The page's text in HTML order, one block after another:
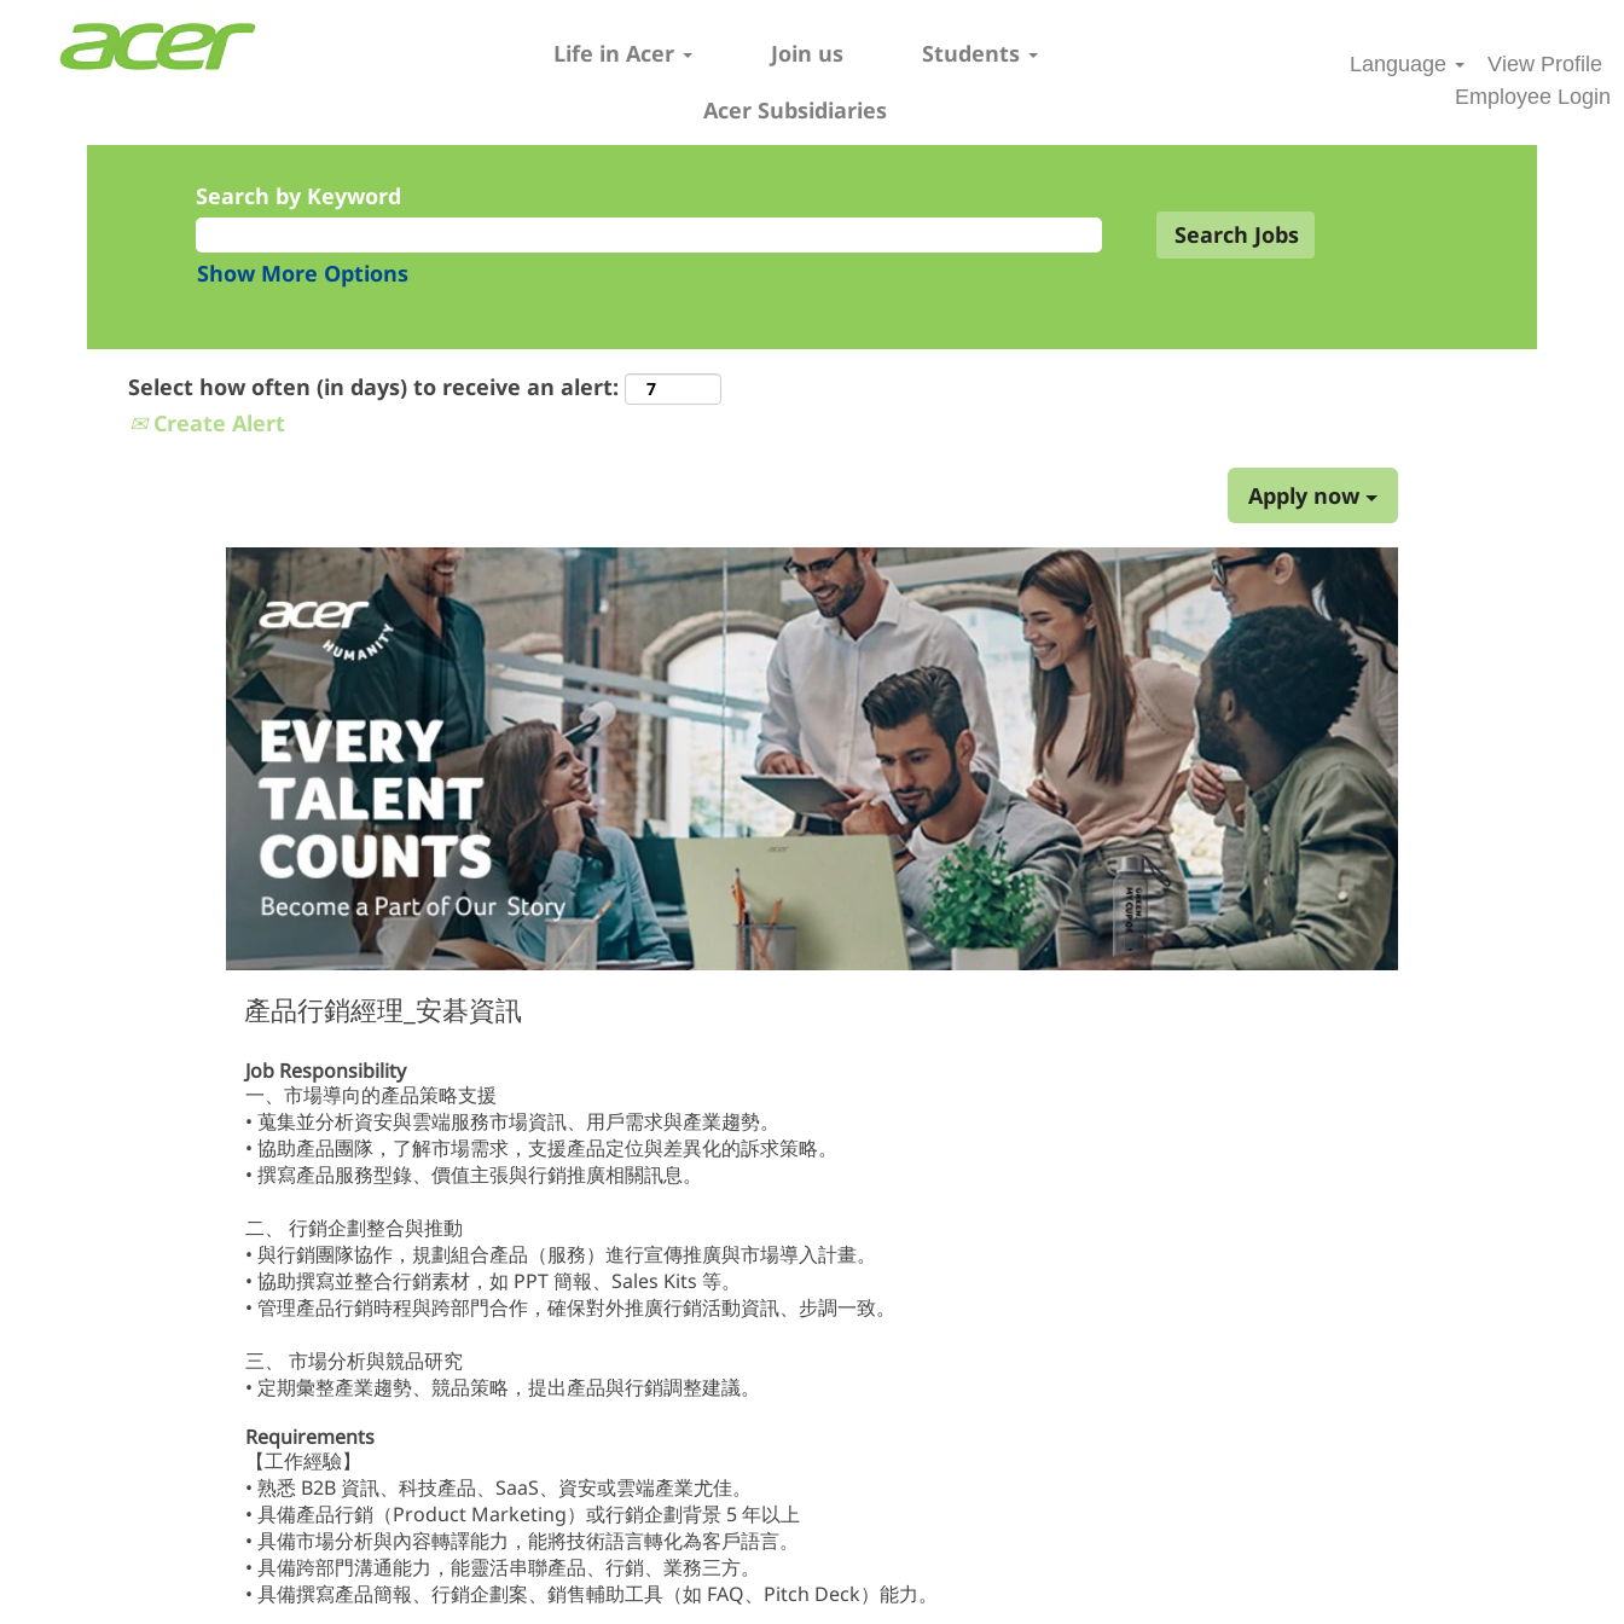
Life in Acer Join us
Students
Acer Subsidiaries
Language
View Profile
Employee Login
Search by Keyword
Show More Options
Select how often (in days) to receive an alert:
Create Alert
Apply now
產品行銷經理_安碁資訊
Job Responsibility
一、市場導向的產品策略支援
• 蒐集並分析資安與雲端服務市場資訊、用戶需求與產業趨勢。
• 協助產品團隊，了解市場需求，支援產品定位與差異化的訴求策略。
• 撰寫產品服務型錄、價值主張與行銷推廣相關訊息。
二、 行銷企劃整合與推動
• 與行銷團隊協作，規劃組合產品（服務）進行宣傳推廣與市場導入計畫。
• 協助撰寫並整合行銷素材，如 PPT 簡報、Sales Kits 等。
• 管理產品行銷時程與跨部門合作，確保對外推廣行銷活動資訊、步調一致。
三、 市場分析與競品研究
• 定期彙整產業趨勢、競品策略，提出產品與行銷調整建議。
Requirements
【工作經驗】
• 熟悉 B2B 資訊、科技產品、SaaS、資安或雲端產業尤佳。
• 具備產品行銷（Product Marketing）或行銷企劃背景 5 年以上
• 具備市場分析與內容轉譯能力，能將技術語言轉化為客戶語言。
• 具備跨部門溝通能力，能靈活串聯產品、行銷、業務三方。
• 具備撰寫產品簡報、行銷企劃案、銷售輔助工具（如 FAQ、Pitch Deck）能力。